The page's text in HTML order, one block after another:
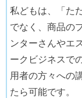
私どもは、「た
でなく、商品の
ンターさんやエ
ークビジネスで
用者の方々への
たら可能です。